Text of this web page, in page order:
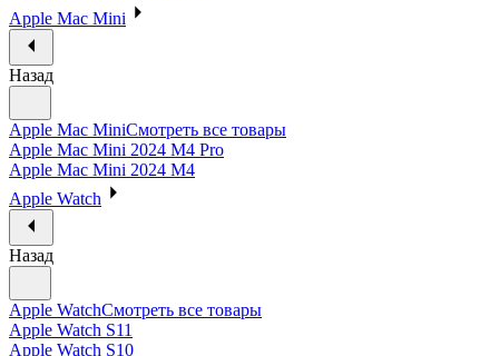
Apple Mac Mini
Назад
Apple Mac MiniСмотреть все товары
Apple Mac Mini 2024 M4 Pro
Apple Mac Mini 2024 M4
Apple Watch
Назад
Apple WatchСмотреть все товары
Apple Watch S11
Apple Watch S10